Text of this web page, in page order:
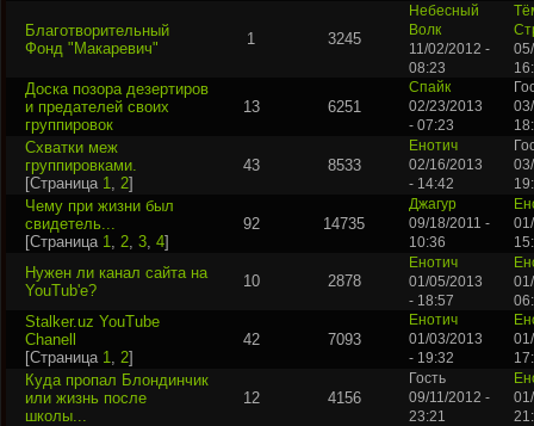
Благотворительный
Фонд "Макаревич"
1 3245
Небесный
Волк
11/02/2012 -
08:23
Доска позора дезертиров
и предателей своих
группировок
13 6251
Спайк
02/23/2013
- 07:23
Схватки меж
группировками.
[Страница 1 2]
43 8533
Енотич
02/16/2013
- 14:42
Чему при жизни был
свидетель...
[Страница 1 2 3 4]
92 14735
Джагур
09/18/2011 -
10:36
Нужен ли канал сайта на
YouTub'е?
10 2878
Енотич
01/05/2013
- 18:57
Stalker.uz YouTube
Chanell
[Страница 1 2]
42 7093
Енотич
01/03/2013
- 19:32
Куда пропал Блондинчик
или жизнь после
школы...
12 4156
Гость
09/11/2012 -
23:21